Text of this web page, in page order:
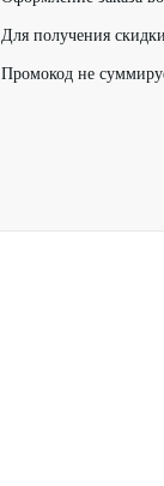
Для получения
Промокод не